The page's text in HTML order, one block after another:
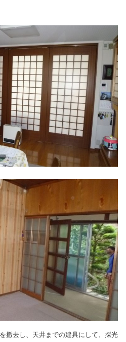
撤去し、天井までの建具にして、採光